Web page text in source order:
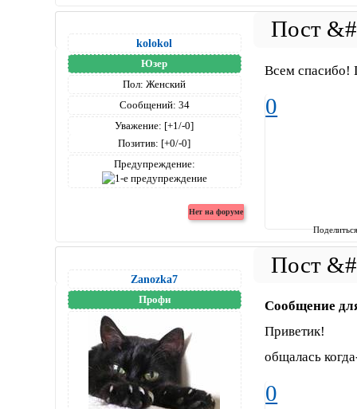
kolokol
Юзер
Пол: Женский
Сообщений: 34
Уважение: [+1/-0]
Позитив: [+0/-0]
Предупреждение:
Всем спасибо!
0
Zanozka7
Профи
Сообщение
Приветик!
общалась
0